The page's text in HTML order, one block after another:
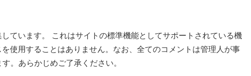
ています。 これはサイトの標準機能としてサポートされている機
使用することはありません。なお、全てのコメントは管理人が事
。あらかじめご了承ください。